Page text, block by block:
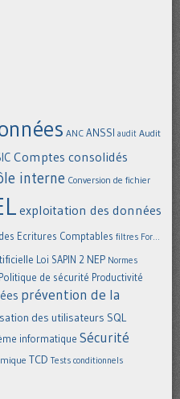
ANC ANSSI audit Audit
Comptes consolidés
interne Conversion de fichier
exploitation des données
Ecritures Comptables filtres For...
Loi SAPIN 2 NEP Normes
Politique de sécurité Productivité
prévention de la
des utilisateurs SQL
informatique Sécurité
TCD Tests conditionnels